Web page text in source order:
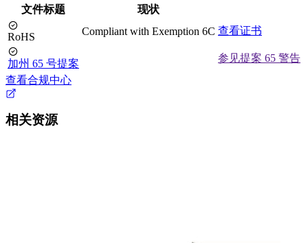
文件标题 现状
RoHS Compliant with Exemption 6C 查看证书
加州 65 号提案
参见提案 65 警告
查看合规中心
相关资源